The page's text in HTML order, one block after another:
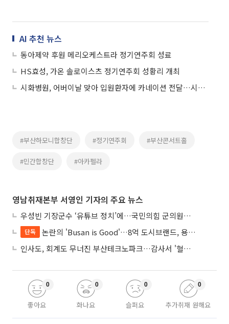
AI 추천 뉴스
동아제약 후원 메리오케스트라 정기연주회 성료
HS효성, 가온 솔로이스츠 정기연주회 성황리 개최
시화병원, 어버이날 맞아 입원환자에 카네이션 전달…시흥시립합창단 '효 콘서트'도
#부산하모니합창단 #정기연주회 #부산콘서트홀
#민간합창단 #아카펠라
영남취재본부 서영인 기자의 주요 뉴스
우성빈 기장군수 ‘유튜브 정치’에…국민의힘 군의원들 집단 반발
단독
논란의 'Busan is Good'…8억 도시브랜드, 용산 대통령실 CI 업체가 수행
인사도, 회계도 무너진 부산테크노파크…감사서 '혈세 유용·인사 뒤집기' 적발
좋아요
0
화나요
0
슬퍼요
0
추가취재 원해요
0